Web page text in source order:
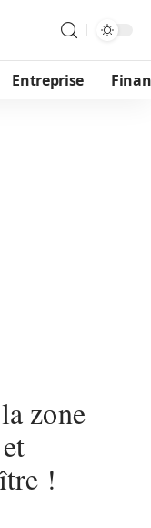
Entreprise
zone
!